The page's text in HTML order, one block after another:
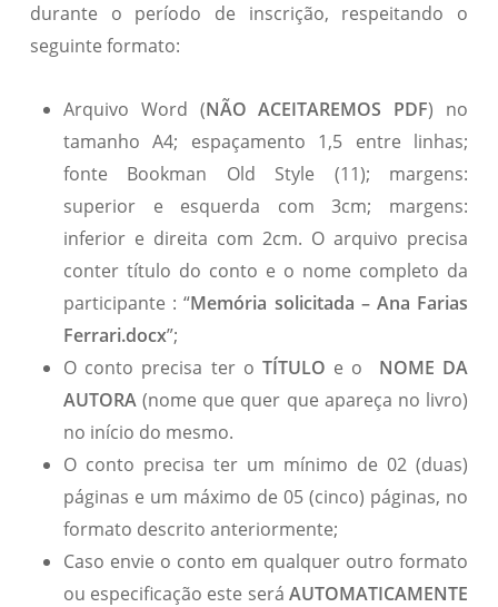
durante o período de inscrição, respeitando o
seguinte formato:
Arquivo Word (NÃO ACEITAREMOS PDF) no
tamanho A4; espaçamento 1,5 entre linhas;
fonte Bookman Old Style (11); margens:
superior e esquerda com 3cm; margens:
inferior e direita com 2cm. O arquivo precisa
conter título do conto e o nome completo da
participante : “Memória solicitada – Ana Farias
Ferrari.docx”;
O conto precisa ter o TÍTULO e o NOME DA
AUTORA(nome que quer que apareça no livro)
no início do mesmo.
O conto precisa ter um mínimo de 02 (duas)
páginas e um máximo de 05 (cinco) páginas, no
formato descrito anteriormente;
Caso envie o conto em qualquer outro formato
ou especificação este seráAUTOMATICAMENTE